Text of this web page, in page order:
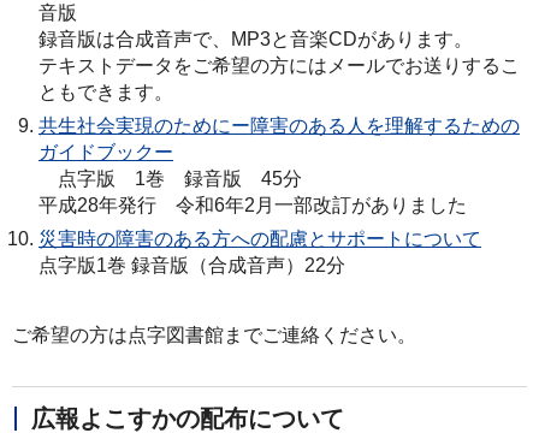
音版
録音版は合成音声で、MP3と音楽CDがあります。
テキストデータをご希望の方にはメールでお送りするこ
ともできます。
共生社会実現のためにー障害のある人を理解するための
ガイドブックー
点字版 1巻 録音版 45分
平成28年発行 令和6年2月一部改訂がありました
災害時の障害のある方への配慮とサポートについて
点字版1巻 録音版（合成音声）22分
ご希望の方は点字図書館までご連絡ください。
広報よこすかの配布について